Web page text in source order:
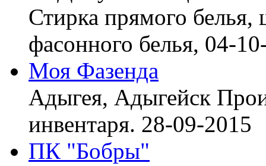
Стирка прямого
фасонного белья, 04-
Моя Фазенда
Адыгея, Адыгейск
инвентаря. 28-09-2015
ПК "Бобры"